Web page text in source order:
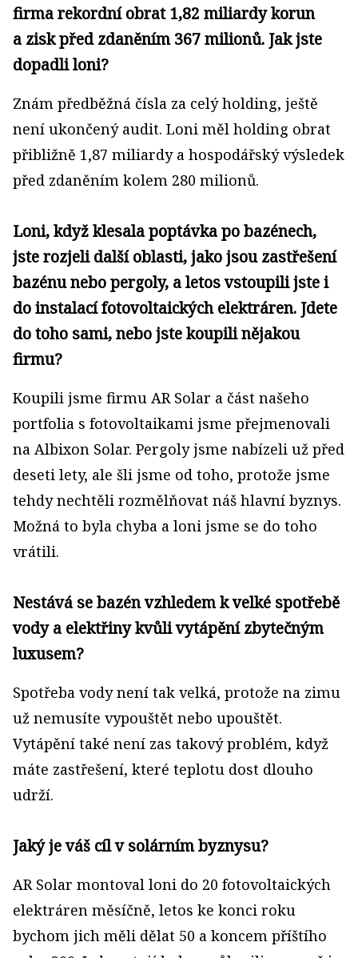
firma rekordní obrat 1,82 miliardy korun
a zisk před zdaněním 367 milionů. Jak jste
dopadli loni?
Znám předběžná čísla za celý holding, ještě
není ukončený audit. Loni měl holding obrat
přibližně 1,87 miliardy a hospodářský výsledek
před zdaněním kolem 280 milionů.
Loni, když klesala poptávka po bazénech,
jste rozjeli další oblasti, jako jsou zastřešení
bazénu nebo pergoly, a letos vstoupili jste i
do instalací fotovoltaických elektráren. Jdete
do toho sami, nebo jste koupili nějakou
firmu?
Koupili jsme firmu AR Solar a část našeho
portfolia s fotovoltaikami jsme přejmenovali
na Albixon Solar. Pergoly jsme nabízeli už před
deseti lety, ale šli jsme od toho, protože jsme
tehdy nechtěli rozmělňovat náš hlavní byznys.
Možná to byla chyba a loni jsme se do toho
vrátili.
Nestává se bazén vzhledem k velké spotřebě
vody a elektřiny kvůli vytápění zbytečným
luxusem?
Spotřeba vody není tak velká, protože na zimu
už nemusíte vypouštět nebo upouštět.
Vytápění také není zas takový problém, když
máte zastřešení, které teplotu dost dlouho
udrží.
Jaký je váš cíl v solárním byznysu?
AR Solar montoval loni do 20 fotovoltaických
elektráren měsíčně, letos ke konci roku
bychom jich měli dělat 50 a koncem příštího